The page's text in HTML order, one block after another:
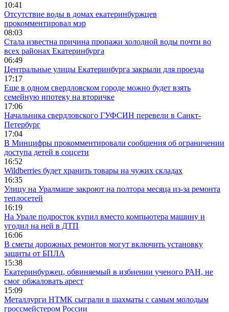
10:41
Отсутствие воды в домах екатеринбуржцев
прокомментировал мэр
08:03
Стала известна причина пропажи холодной воды почти во
всех районах Екатеринбурга
06:49
Центральные улицы Екатеринбурга закрыли для проезда
17:17
Еще в одном свердловском городе можно будет взять
семейную ипотеку на вторичке
17:06
Начальника свердловского ГУФСИН перевели в Санкт-
Петербург
17:04
В Минцифры прокомментировали сообщения об ограничении
доступа детей в соцсети
16:52
Wildberries будет хранить товары на чужих складах
16:35
Улицу на Уралмаше закроют на полтора месяца из-за ремонта
теплосетей
16:19
На Урале подросток купил вместо компьютера машину и
угодил на ней в ДТП
16:06
В сметы дорожных ремонтов могут включить установку
защиты от БПЛА
15:38
Екатеринбуржец, обвиняемый в избиении ученого РАН, не
смог обжаловать арест
15:09
Металлурги НТМК сыграли в шахматы с самым молодым
гроссмейстером России